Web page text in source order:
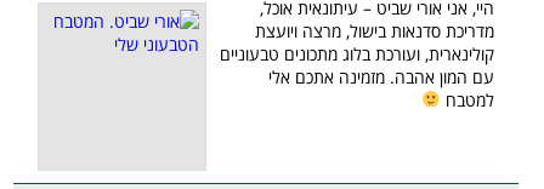
היי, אני אורי שביט – עיתונאית אוכל,
מדריכת סדנאות בישול, מרצה ויועצת
קולינארית, ועורכת בלוג מתכונים טבעוניים
עם המון אהבה. מזמינה אתכם אלי
למטבח